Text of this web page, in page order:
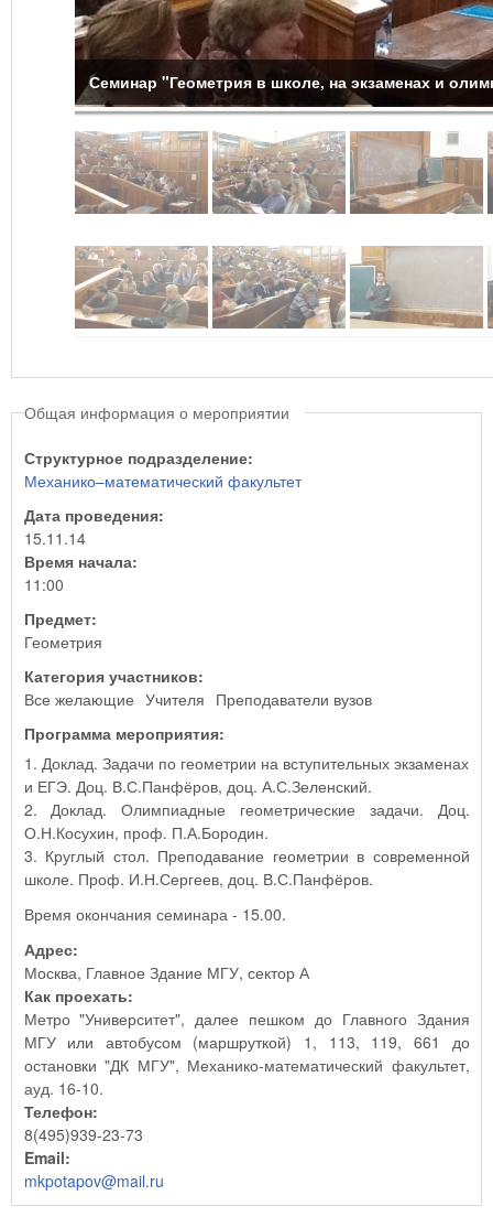
Семинар "Геометрия в школе, на экзаменах и
Общая информация о мероприятии
Структурное подразделение:
Механико–математический факультет
Дата проведения:
15.11.14
Время начала:
11:00
Предмет:
Геометрия
Категория участников:
Все желающие Учителя Преподаватели вузов
Программа мероприятия:
1. Доклад. Задачи по геометрии на вступительных экзаменах
и ЕГЭ. Доц. В.С.Панфёров, доц. А.С.Зеленский.
2. Доклад. Олимпиадные геометрические задачи. Доц.
О.Н.Косухин, проф. П.А.Бородин.
3. Круглый стол. Преподавание геометрии в современной
школе. Проф. И.Н.Сергеев, доц. В.С.Панфёров.
Время окончания семинара - 15.00.
Адрес:
Москва, Главное Здание МГУ, сектор А
Как проехать:
Метро "Университет", далее пешком до Главного Здания
МГУ или автобусом (маршруткой) 1, 113, 119, 661 до
остановки "ДК МГУ", Механико-математический факультет,
ауд. 16-10.
Телефон:
8(495)939-23-73
Email:
mkpotapov@mail.ru